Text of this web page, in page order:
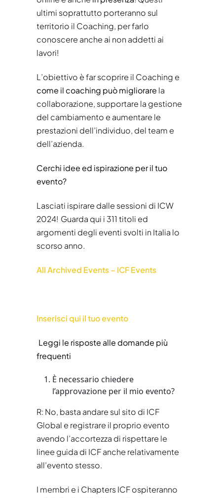
ultimi soprattutto porteranno sul
territorio il Coaching, per farlo
conoscere anche ai non addetti ai
lavori!
L’obiettivo è far scoprire il Coaching e
come il coaching può migliorare la
collaborazione, supportare la gestione
del cambiamento e aumentare le
prestazioni dell’individuo, del team e
dell’azienda.
Cerchi idee ed ispirazione per il tuo
evento?
Lasciati ispirare dalle sessioni di ICW
2024! Guarda qui i 311 titoli ed
argomenti degli eventi svolti in Italia lo
scorso anno.
All Archived Events – ICF Events
Inserisci qui il tuo evento
Leggi le risposte alle domande più
frequenti
È necessario chiedere
l’approvazione per il mio evento?
R: No, basta andare sul sito di ICF
Global e registrare il proprio evento
avendo l’accortezza di rispettare le
linee guida di ICF anche relativamente
all’evento stesso.
I membri e i Chapters ICF ospiteranno